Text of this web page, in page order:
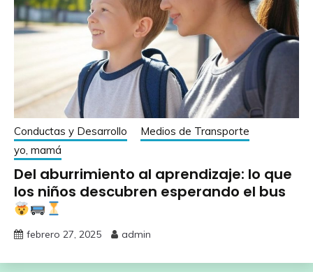
Conductas y Desarrollo
Medios de Transporte
yo, mamá
Del aburrimiento al aprendizaje: lo que
los niños descubren esperando el bus
febrero 27, 2025 admin